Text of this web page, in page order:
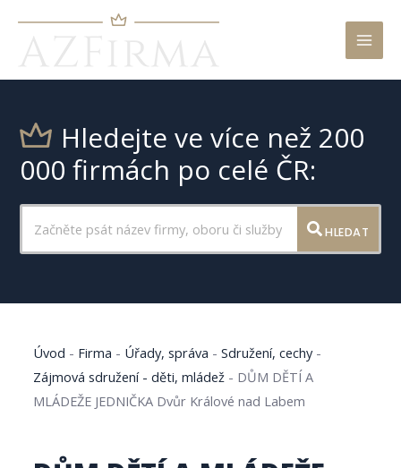
Hledejte ve více než 200
000 firmách po celé ČR:
HLEDAT
Úvod - Firma - Úřady, správa -Sdružení, cechy-
Zájmová sdružení - děti, mládež - DŮM DĚTÍ A
MLÁDEŽE JEDNIČKA Dvůr Králové nad Labem